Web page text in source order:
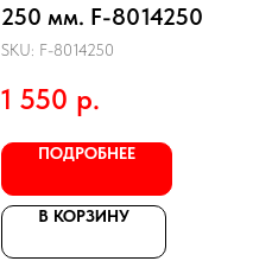
250 мм. F-8014250
SKU: F-8014250
1 550 р.
ПОДРОБНЕЕ
В КОРЗИНУ